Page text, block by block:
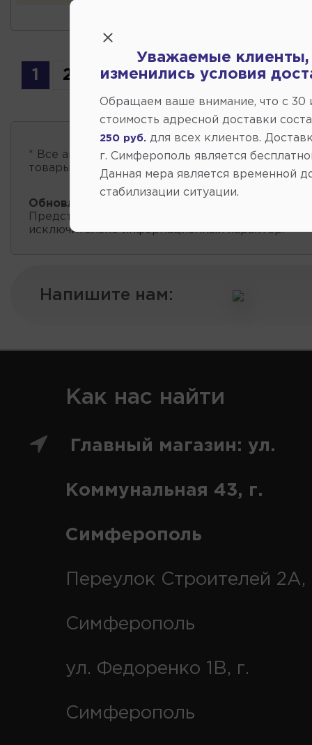
1 2 3 4
* Все автозапчастиесть в наличии, обновление
товары проходит несколько раз в сутки.
Обновление остатков и цен:
Представленные данные о запчастях на этой
исключительно информационный характер.
Напишите нам:
Как нас найти
Главный магазин: ул.
Коммунальная 43, г.
Симферополь
Переулок Строителей 2А,
Симферополь
ул. Федоренко 1В, г.
Симферополь
Уважаемые клиенты,
изменились условия
Обращаем ваше внимание, что c 30
стоимость адресной доставки
250 руб. для всех клиентов.
г. Симферополь является
Данная мера является временной
стабилизации ситуации.